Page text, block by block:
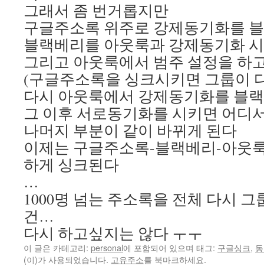
그래서 좀 번거롭지만
구글주소록 위주로 강제동기화를
블랙베리를 아웃룩과 강제동기화
그리고 아웃룩에서 범주 설정을 하
(구글주소록을 싱크시키면 그룹이
다시 아웃룩에서 강제동기화를 블
그 이후 서로동기화를 시키면 어디
나머지 부분이 같이 바뀌게 된다
이제는 구글주소록-블랙베리-아웃
하게 싱크된다
…
1000명 넘는 주소록을 전체 다시
건…
다시 하고싶지는 않다 ㅜㅜ
이 글은 카테고리: personal에 포함되어 있으며 태그: 구글싱크,
(이)가 사용되었습니다. 고유주소를 북마크하세요.